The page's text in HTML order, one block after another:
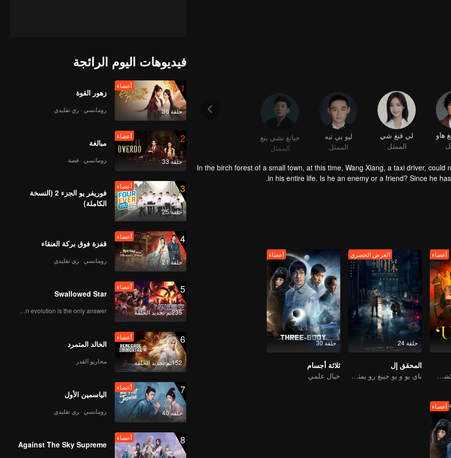
هاو
لي قنغ شي
الممثل
ليو يي تيه
الممثل
جيانغ تشي ينغ
الممثل
In the birch forest of a small town, at this time, Wang Xiang, a taxi driver,
in his entire life. Is he an enemy or a friend? Since he
In the birch forest of a small town, at that time, Wang Xiang, a train
twenty carriages. But on the one hand, he failed to run a small family of
A lost father, a dead lover and old friends meeting up again were trapped in
أعضاء
الثنائي في خطر! كشف الشر في جنوب شرق آسيا
حلقة 24
العرض الحصري
المحقق إل
باي يو و يو جينغ رو يمثلان المحققان المثاليان في جمهورية الصين
حلقة 30
أعضاء
ثلاثة أجسام
خيال علمي
أعضاء
فيديوهات اليوم الرائجة
1
حلقة 36
أعضاء
زهور القوة
رومانسي · زي تقليدي
2
حلقة 33
أعضاء
مبالغة
رومانسي · قصة
3
حلقة 25
أعضاء
فوريفر يو الجزء 2 (النسخة
الكاملة)
4
حلقة 21
أعضاء
قفزة فوق بركة العنقاء
رومانسي · زي تقليدي
5
235تم تجديد الحلقة
أعضاء
Swallowed Star
Human evolution is the only answer.
6
152تم تجديد الحلقة
أعضاء
الخالد المتمرد
محاربو القدر
7
حلقة 40
أعضاء
الياسمين الأول
رومانسي · زي تقليدي
8 أعضاء
Against The Sky Supreme